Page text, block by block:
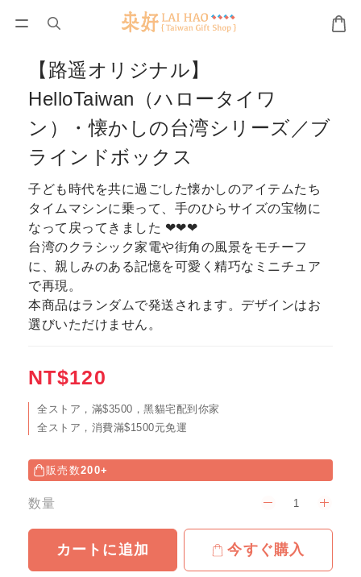
【路遥オリジナル】
HelloTaiwan（ハロータイワ
ン）・懐かしの台湾シリーズ／ブ
ラインドボックス
子ども時代を共に過ごした懐かしのアイテムたち
タイムマシンに乗って、手のひらサイズの宝物に
なって戻ってきました ❤❤❤
台湾のクラシック家電や街角の風景をモチーフ
に、親しみのある記憶を可愛く精巧なミニチュア
で再現。
本商品はランダムで発送されます。デザインはお
選びいただけません。
NT$120
全ストア，滿$3500，黑貓宅配到你家
全ストア，消費滿$1500元免運
販売数200+
数量
カートに追加 今すぐ購入